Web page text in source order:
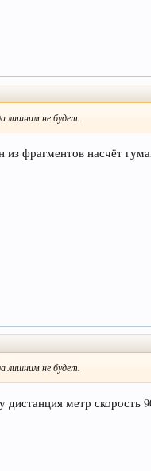
лишним не будет.
фрагментов насчёт
лишним не будет.
дистанция метр